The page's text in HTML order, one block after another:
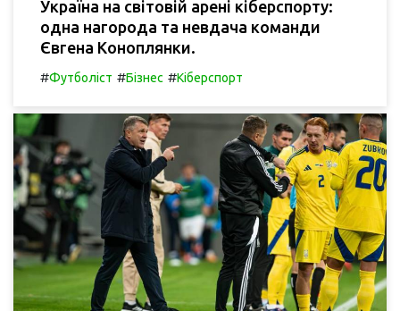
Україна на світовій арені кіберспорту:
одна нагорода та невдача команди
Євгена Коноплянки.
#Футболіст #Бізнес #Кіберспорт